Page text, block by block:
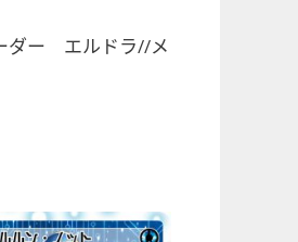
ダー エルドラ//メ